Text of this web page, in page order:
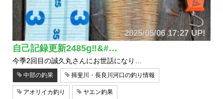
2025/05/06 17:27 UP!
自己記録更新2485g‼&#…
今季2回目の誠久丸さんにお世話になり…
中部の釣果 揖斐川・長良川河口の釣り情報
アオリイカ釣り ヤエン釣果